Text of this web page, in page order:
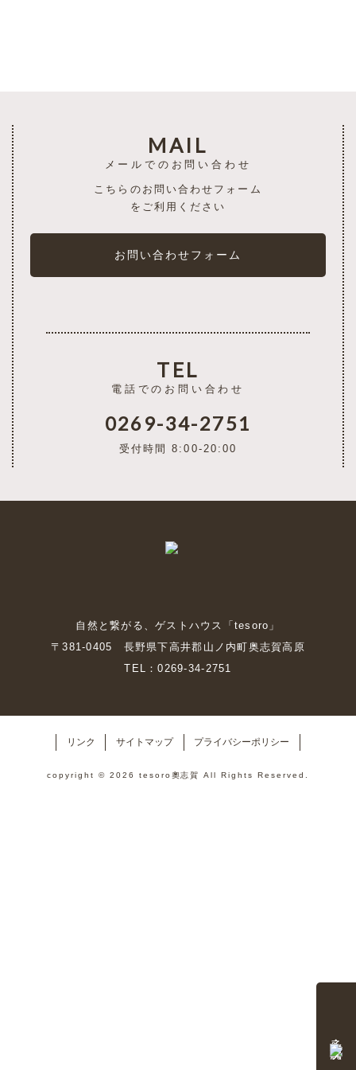
MAIL
メールでのお問い合わせ
こちらのお問い合わせフォーム
をご利用ください
お問い合わせフォーム
TEL
電話でのお問い合わせ
0269-34-2751
受付時間 8:00-20:00
自然と繋がる、ゲストハウス「tesoro」
〒381-0405 長野県下高井郡山ノ内町奥志賀高原
TEL：0269-34-2751
リンク サイトマップ プライバシーポリシー
copyright © 2026 tesoro奧志賀 All Rights Reserved.